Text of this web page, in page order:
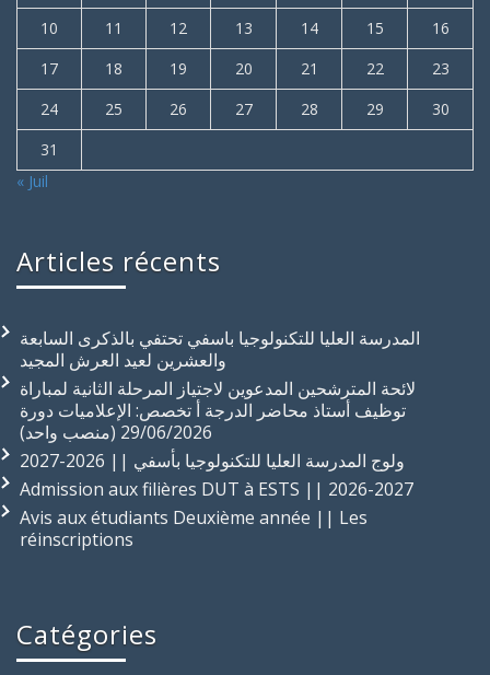
10
11 12 13 14 15
16
17
18 19 20 21 22
23
24
25 26 27 28 29
30
31
« Juil
Articles récents
المدرسة العليا للتكنولوجيا باسفي تحتفي بالذكرى السابعة
والعشرين لعيد العرش المجيد
لائحة المترشحين المدعوين لاجتياز المرحلة الثانية لمباراة
توظيف أستاذ محاضر الدرجة أ تخصص: الإعلاميات دورة
29/06/2026 (منصب واحد)
ولوج المدرسة العليا للتكنولوجيا بأسفي || 2026-2027
Admission aux filières DUT à ESTS || 2026-2027
Avis aux étudiants Deuxième année || Les
réinscriptions
Catégories